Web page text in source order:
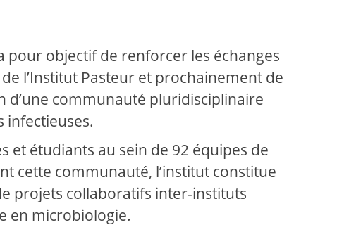
pour objectif de renforcer les échanges
l’Institut Pasteur et prochainement de
d’une communauté pluridisciplinaire
infectieuses.
et étudiants au sein de 92 équipes de
cette communauté, l’institut constitue
projets collaboratifs inter-instituts
en microbiologie.